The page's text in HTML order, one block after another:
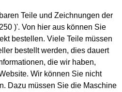
Teile und Zeichnungen der
)'. Von hier aus können Sie
bestellen. Viele Teile müssen
bestellt werden, dies dauert
die wir haben,
Wir können Sie nicht
Dazu müssen Sie die Maschine